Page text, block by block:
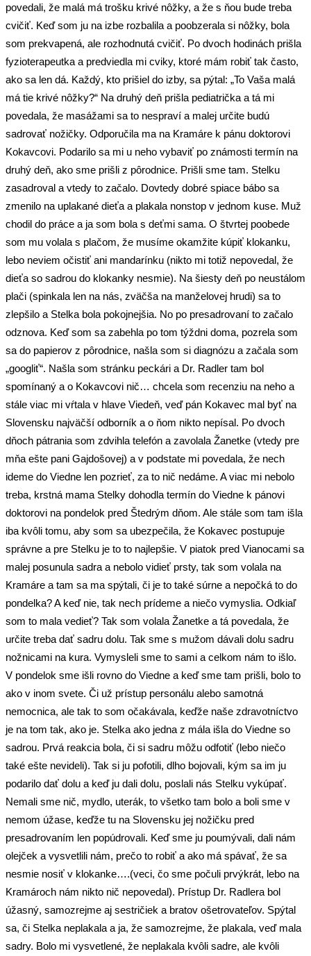
povedali, že malá má trošku krivé nôžky, a že s ňou bude treba
cvičiť. Keď som ju na izbe rozbalila a poobzerala si nôžky, bola
som prekvapená, ale rozhodnutá cvičiť. Po dvoch hodinách prišla
fyzioterapeutka a predviedla mi cviky, ktoré mám robiť tak často,
ako sa len dá. Každý, kto prišiel do izby, sa pýtal: „To Vaša malá
má tie krivé nôžky?“ Na druhý deň prišla pediatrička a tá mi
povedala, že masážami sa to nespraví a malej určite budú
sadrovať nožičky. Odporučila ma na Kramáre k pánu doktorovi
Kokavcovi. Podarilo sa mi u neho vybaviť po známosti termín na
druhý deň, ako sme prišli z pôrodnice. Prišli sme tam. Stelku
zasadroval a vtedy to začalo. Dovtedy dobré spiace bábo sa
zmenilo na uplakané dieťa a plakala nonstop v jednom kuse. Muž
chodil do práce a ja som bola s deťmi sama. O štvrtej poobede
som mu volala s plačom, že musíme okamžite kúpiť klokanku,
lebo neviem očistiť ani mandarínku (nikto mi totiž nepovedal, že
dieťa so sadrou do klokanky nesmie). Na šiesty deň po neustálom
plači (spinkala len na nás, zväčša na manželovej hrudi) sa to
zlepšilo a Stelka bola pokojnejšia. No po presadrovaní to začalo
odznova. Keď som sa zabehla po tom týždni doma, pozrela som
sa do papierov z pôrodnice, našla som si diagnózu a začala som
„googliť“. Našla som stránku peckári a Dr. Radler tam bol
spomínaný a o Kokavcovi nič… chcela som recenziu na neho a
stále viac mi vŕtala v hlave Viedeň, veď pán Kokavec mal byť na
Slovensku najväčší odborník a o ňom nikto nepísal. Po dvoch
dňoch pátrania som zdvihla telefón a zavolala Žanetke (vtedy pre
mňa ešte pani Gajdošovej) a v podstate mi povedala, že nech
ideme do Viedne len pozrieť, za to nič nedáme. A viac mi nebolo
treba, krstná mama Stelky dohodla termín do Viedne k pánovi
doktorovi na pondelok pred Štedrým dňom. Ale stále som tam išla
iba kvôli tomu, aby som sa ubezpečila, že Kokavec postupuje
správne a pre Stelku je to to najlepšie. V piatok pred Vianocami sa
malej posunula sadra a nebolo vidieť prsty, tak som volala na
Kramáre a tam sa ma spýtali, či je to také súrne a nepočká to do
pondelka? A keď nie, tak nech prídeme a niečo vymyslia. Odkiaľ
som to mala vedieť? Tak som volala Žanetke a tá povedala, že
určite treba dať sadru dolu. Tak sme s mužom dávali dolu sadru
nožnicami na kura. Vymysleli sme to sami a celkom nám to išlo.
V pondelok sme išli rovno do Viedne a keď sme tam prišli, bolo to
ako v inom svete. Či už prístup personálu alebo samotná
nemocnica, ale tak to som očakávala, keďže naše zdravotníctvo
je na tom tak, ako je. Stelka ako jedna z mála išla do Viedne so
sadrou. Prvá reakcia bola, či si sadru môžu odfotiť (lebo niečo
také ešte nevideli). Tak si ju pofotili, dlho bojovali, kým sa im ju
podarilo dať dolu a keď ju dali dolu, poslali nás Stelku vykúpať.
Nemali sme nič, mydlo, uterák, to všetko tam bolo a boli sme v
nemom úžase, keďže tu na Slovensku jej nožičku pred
presadrovaním len popúdrovali. Keď sme ju poumývali, dali nám
olejček a vysvetlili nám, prečo to robiť a ako má spávať, že sa
nesmie nosiť v klokanke….(veci, čo sme počuli prvýkrát, lebo na
Kramároch nám nikto nič nepovedal). Prístup Dr. Radlera bol
úžasný, samozrejme aj sestričiek a bratov ošetrovateľov. Spýtal
sa, či Stelka neplakala a ja, že samozrejme, že plakala, veď mala
sadry. Bolo mi vysvetlené, že neplakala kvôli sadre, ale kvôli